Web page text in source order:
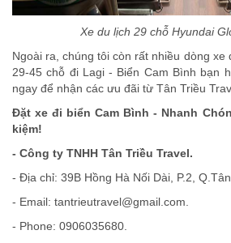
Xe du lịch 29 chỗ Hyundai
Ngoài ra, chúng tôi còn rất nhiều dòng xe
29-45 chỗ đi Lagi - Biển Cam Bình bạn
ngay để nhận các ưu đãi từ Tân Triều
Đặt xe đi biển Cam Bình - Nhanh
kiệm!
- Công ty TNHH Tân Triều Travel.
- Địa chỉ: 39B Hồng Hà Nối Dài, P.2, Q.Tân
- Email: tantrieutravel@gmail.com
- Phone: 0906035680.